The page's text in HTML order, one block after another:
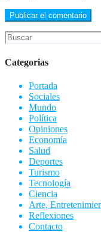
Categorias
Portada
Sociales
Mundo
Política
Opiniones
Economía
Salud
Deportes
Turismo
Tecnología
Ciencia
Arte,
Reflexiones
Contacto